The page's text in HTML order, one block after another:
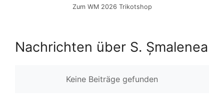
Zum WM 2026 Trikotshop
Nachrichten über S. Șmalenea
Keine Beiträge gefunden